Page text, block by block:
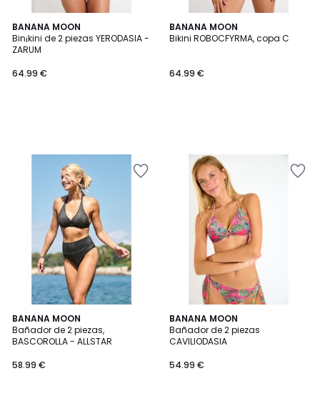
BANANA MOON
Bin¡kini de 2 piezas YERODASIA -
ZARUM
64.99 €
BANANA MOON
Bikini ROBOCFYRMA, copa C
64.99 €
BANANA MOON
Bañador de 2 piezas,
BASCOROLLA - ALLSTAR
58.99 €
2
Colores
BANANA MOON
Bañador de 2 piezas
CAVILIODASIA
54.99 €